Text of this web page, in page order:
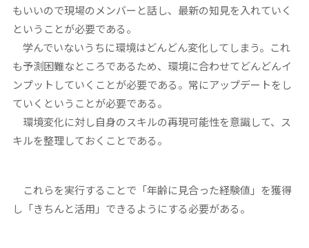
もいいので現場のメンバーと話し、最新の知見を入れていく
ということが必要である。
学んでいないうちに環境はどんどん変化してしまう。これ
も予測困難なところであるため、環境に合わせてどんどんイ
ンプットしていくことが必要である。常にアップデートをし
ていくということが必要である。
環境変化に対し自身のスキルの再現可能性を意識して、ス
キルを整理しておくことである。
これらを実行することで「年齢に見合った経験値」を獲得
し「きちんと活用」できるようにする必要がある。